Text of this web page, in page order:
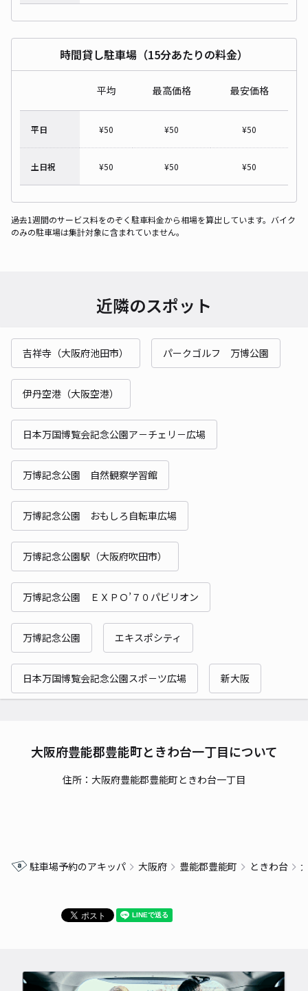
時間貸し駐車場（15分あたりの料金）
平均 最高価格 最安価格
平日 ¥50 ¥50 ¥50
土日祝 ¥50 ¥50 ¥50
過去1週間のサービス料をのぞく駐車料金から相場を算出しています。バイク
のみの駐車場は集計対象に含まれていません。
近隣のスポット
吉祥寺（大阪府池田市） パークゴルフ 万博公園
伊丹空港（大阪空港）
日本万国博覧会記念公園ア－チェリ－広場
万博記念公園 自然観察学習館
万博記念公園 おもしろ自転車広場
万博記念公園駅（大阪府吹田市）
万博記念公園 ＥＸＰＯ’７０パビリオン
万博記念公園 エキスポシティ
日本万国博覧会記念公園スポ－ツ広場 新大阪
大阪府豊能郡豊能町ときわ台一丁目について
住所：大阪府豊能郡豊能町ときわ台一丁目
駐車場予約のアキッパ 大阪府 豊能郡豊能町 ときわ台